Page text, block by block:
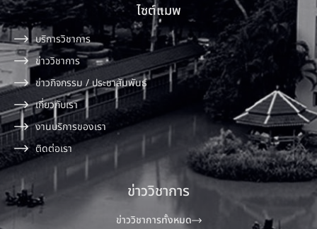
ไซต์แมพ
บริการวิชาการ
ข่าววิชาการ
ข่าวกิจกรรม / ประชาสัมพันธ์
เกี่ยวกับเรา
งานบริการของเรา
ติดต่อเรา
ข่าววิชาการ
ข่าววิชาการทั้งหมด